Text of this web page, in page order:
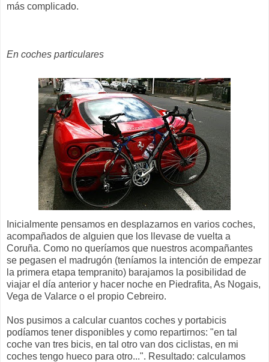
más complicado.
En coches particulares
Inicialmente pensamos en desplazarnos en varios coches,
acompañados de alguien que los llevase de vuelta a
Coruña. Como no queríamos que nuestros acompañantes
se pegasen el madrugón (teníamos la intención de empezar
la primera etapa tempranito) barajamos la posibilidad de
viajar el día anterior y hacer noche en Piedrafita, As Nogais,
Vega de Valarce o el propio Cebreiro.
Nos pusimos a calcular cuantos coches y portabicis
podíamos tener disponibles y como repartirnos: "en tal
coche van tres bicis, en tal otro van dos ciclistas, en mi
coches tengo hueco para otro...". Resultado: calculamos